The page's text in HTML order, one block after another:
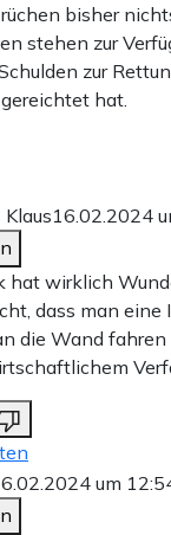
bisher
stehen zur
zur
hat.
Klaus16.02.2024
hat wirklich
dass man eine
die Wand
um